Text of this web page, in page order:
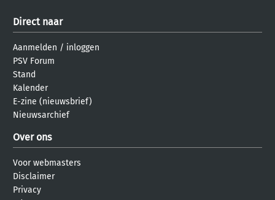
Direct naar
Aanmelden / inloggen
PSV Forum
Stand
Kalender
E-zine (nieuwsbrief)
Nieuwsarchief
Over ons
Voor webmasters
Disclaimer
Privacy